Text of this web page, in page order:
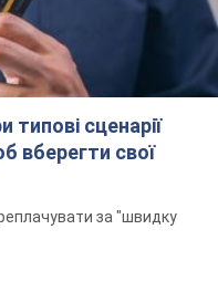
типові сценарії
вберегти свої
за "швидку